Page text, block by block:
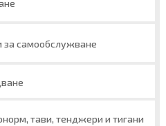
за самообслужване
тави, тенджери и тигани